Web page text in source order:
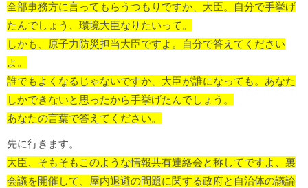
全部事務方に言ってもらうつもりですか、大臣。
自分で手挙げ
たんでしょう、環境大臣なりたいって。
しかも、原子力防災担当大臣ですよ。
自分で答えてください
よ。
誰でもよくなるじゃないですか、大臣が誰になっても。 あなた
しかできないと思ったから手挙げたんでしょう。
あなたの言葉で答えてください。
先に行きます。
大臣、そもそもこのような情報共有連絡会と称してですよ、裏
会議を開催して、屋内退避の問題に関する政府と自治体の議論